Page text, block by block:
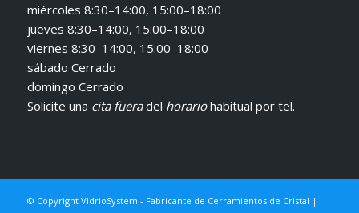
miércoles 8:30–14:00, 15:00–18:00
jueves 8:30–14:00, 15:00–18:00
viernes 8:30–14:00, 15:00–18:00
sábado Cerrado
domingo Cerrado
Solicite una cita fueradel horariohabitual por tel.
© Copyright VidrioSystem - Fabricante de Cerramientos de Cristal |